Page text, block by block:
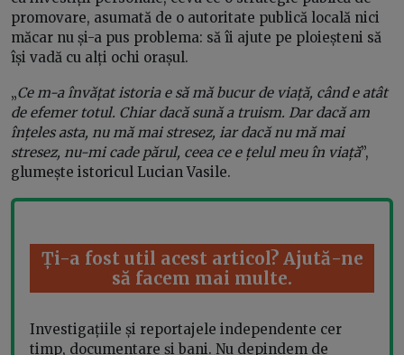
promovare, asumată de o autoritate publică locală nici
măcar nu și-a pus problema: să îi ajute pe ploieșteni să
își vadă cu alți ochi orașul.
„Ce m-a învățat istoria e să mă bucur de viață, când e atât
de efemer totul. Chiar dacă sună a truism. Dar dacă am
înțeles asta, nu mă mai stresez, iar dacă nu mă mai
stresez, nu-mi cade părul, ceea ce e țelul meu în viață”,
glumește istoricul Lucian Vasile.
Ți-a fost util acest articol? Ajută-ne
să facem mai multe.
Investigațiile și reportajele independente cer
timp, documentare și bani. Nu depindem de